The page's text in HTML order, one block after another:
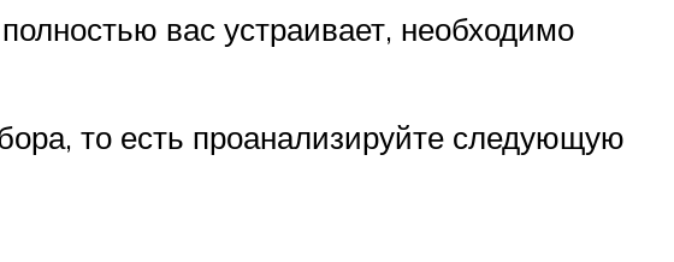
вас устраивает, необходимо
то есть проанализируйте следующую